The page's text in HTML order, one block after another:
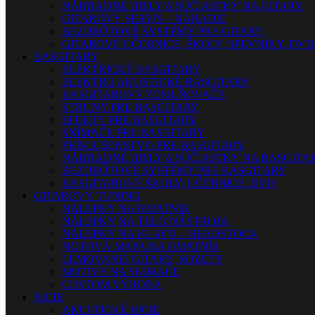
NÁHRADNÉ DIELY A SÚČIASTKY NA GITARY
GITAROVÝ SERVIS – NÁRADIE
BEZDRÔTOVÉ SYSTÉMY PRE GITARY
GITAROVÉ UČEBNICE, ŠKOLY, SPEVNÍKY, DVD
BASGITARY
ELEKTRICKÉ BASGITARY
ELEKTRO AKUSTICKÉ BASGITARY
BASGITAROVÉ ZOSILŇOVAČE
STRUNY PRE BASGITARY
EFEKTY PRE BASGITARY
SNÍMAČE PRE BASGITARY
PRÍSLUŠENSTVO PRE BASGITARY
NÁHRADNÉ DIELY A SÚČIASTKY NA
BEZDRÔTOVÉ SYSTÉMY PRE BASGITARY
BASGITAROVÉ ŠKOLY, UČEBNICE, DVD
GITAROVÝ TUNING
NÁLEPKY NA HMATNÍK
NÁLEPKY NA TELO NÁSTROJA
NÁLEPKY NA HLAVU – HEADSTOCK
NOTOVÁ MAPA NA HMATNÍK
LEMOVANIE GITARY, ROZETY
MOTÍVY NA SNÍMAČE
CUSTOM VÝROBA
BICIE
AKUSTICKÉ BICIE